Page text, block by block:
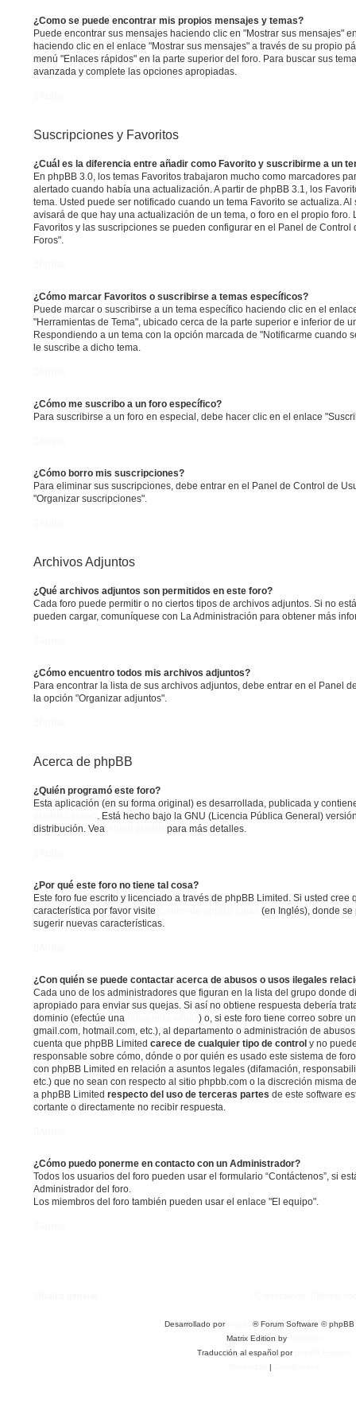
¿Como se puede encontrar mis propios mensajes y temas?
Puede encontrar sus mensajes haciendo clic en "Mostrar sus mensajes"
haciendo clic en el enlace "Mostrar sus mensajes" a través de su propio
menú "Enlaces rápidos" en la parte superior del foro. Para buscar sus
avanzada y complete las opciones apropiadas.
Suscripciones y Favoritos
¿Cuál es la diferencia entre añadir como Favorito y suscribirme a un
En phpBB 3.0, los temas Favoritos trabajaron mucho como marcadores
alertado cuando había una actualización. A partir de phpBB 3.1, los
tema. Usted puede ser notificado cuando un tema Favorito se actualiza.
avisará de que hay una actualización de un tema, o foro en el propio
Favoritos y las suscripciones se pueden configurar en el Panel de
Foros".
¿Cómo marcar Favoritos o suscribirse a temas específicos?
Puede marcar o suscribirse a un tema específico haciendo clic en el
"Herramientas de Tema", ubicado cerca de la parte superior e inferior de
Respondiendo a un tema con la opción marcada de "Notificarme cuando
le suscribe a dicho tema.
¿Cómo me suscribo a un foro específico?
Para suscribirse a un foro en especial, debe hacer clic en el enlace
¿Cómo borro mis suscripciones?
Para eliminar sus suscripciones, debe entrar en el Panel de Control de
"Organizar suscripciones".
Archivos Adjuntos
¿Qué archivos adjuntos son permitidos en este foro?
Cada foro puede permitir o no ciertos tipos de archivos adjuntos. Si no
pueden cargar, comuníquese con La Administración para obtener más
¿Cómo encuentro todos mis archivos adjuntos?
Para encontrar la lista de sus archivos adjuntos, debe entrar en el Panel
la opción "Organizar adjuntos".
Acerca de phpBB
¿Quién programó este foro?
Esta aplicación (en su forma original) es desarrollada, publicada y
. Está hecho bajo la GNU (Licencia Pública General)
distribución. Vea
para más detalles.
¿Por qué este foro no tiene tal cosa?
Este foro fue escrito y licenciado a través de phpBB Limited. Si usted
característica por favor visite
(en Inglés), donde
sugerir nuevas características.
¿Con quién se puede contactar acerca de abusos o usos ilegales
Cada uno de los administradores que figuran en la lista del grupo donde
apropiado para enviar sus quejas. Si así no obtiene respuesta debería
dominio (efectúe una
) o, si este foro tiene correo sobre
gmail.com, hotmail.com, etc.), al departamento o administración de
cuenta que phpBB Limited carece de cualquier tipo de control y no
responsable sobre cómo, dónde o por quién es usado este sistema de
con phpBB Limited en relación a asuntos legales (difamación,
etc.) que no sean con respecto al sitio phpbb.com o la discreción misma
a phpBB Limited respecto del uso de terceras partes de este software
cortante o directamente no recibir respuesta.
¿Cómo puedo ponerme en contacto con un Administrador?
Todos los usuarios del foro pueden usar el formulario “Contáctenos”, si
Administrador del foro.
Los miembros del foro también pueden usar el enlace "El equipo".
Desarrollado por
® Forum Software © phpBB
Matrix Edition by
Traducción al español por